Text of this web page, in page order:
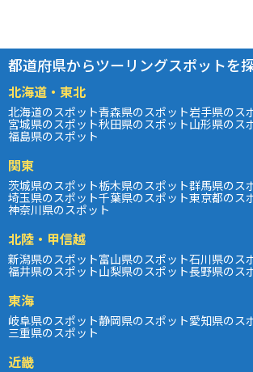
都道府県からツーリングスポットを
北海道・東北
北海道のスポット青森県のスポット岩手県のス
宮城県のスポット秋田県のスポット山形県のス
福島県のスポット
関東
茨城県のスポット栃木県のスポット群馬県のス
埼玉県のスポット千葉県のスポット東京都のス
神奈川県のスポット
北陸・甲信越
新潟県のスポット富山県のスポット石川県のス
福井県のスポット山梨県のスポット長野県のス
東海
岐阜県のスポット静岡県のスポット愛知県のス
三重県のスポット
近畿